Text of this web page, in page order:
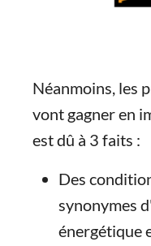
Néanmoins, les
vont gagner en
est dû à 3 faits :
Des
synonymes
énergétique